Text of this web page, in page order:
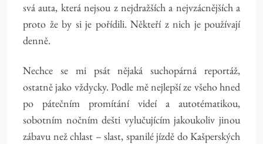
svá auta, která nejsou z nejdražších a nejvzácnějších a
proto že by si je pořídili. Někteří z nich je používají
denně.
Nechce se mi psát nějaká suchopárná reportáž,
ostatně jako vždycky. Podle mě nejlepší ze všeho hned
po pátečním promítání videí a autotématikou,
sobotním nočním dešti vylučujícím jakoukoliv jinou
zábavu než chlast – slast, spanilé jízdě do Kašperských